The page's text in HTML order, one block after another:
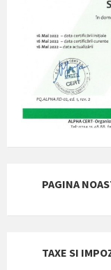
PAGINA
TAXE SI